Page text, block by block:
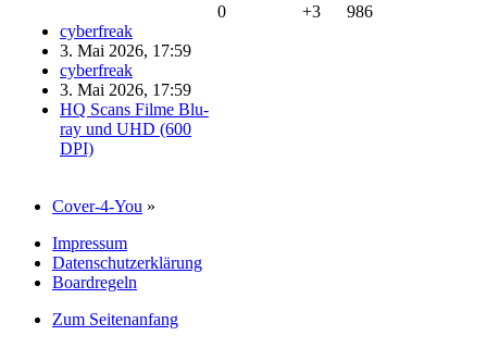
cyberfreak
3. Mai 2026, 17:59
cyberfreak
3. Mai 2026, 17:59
HQ Scans Filme Blu-
ray und UHD (600
DPI)
0 +3 986
Cover-4-You »
Impressum
Datenschutzerklärung
Boardregeln
Zum Seitenanfang